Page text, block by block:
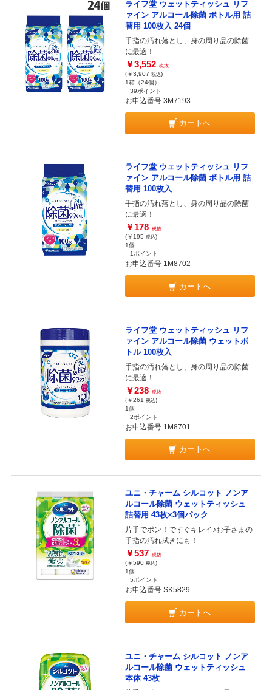
ライフ堂 ウェットティッシュ リフ
ァイン アルコール除菌 ボトル用 詰
替用 100枚入 24個
手指の汚れ落とし、身の周り品の除菌
に最適！
￥3,552 税抜
(￥3,907 税込)
1箱（24個）
39ポイント
お申込番号 3M7193
カートへ
ライフ堂 ウェットティッシュ リフ
ァイン アルコール除菌 ボトル用 詰
替用 100枚入
手指の汚れ落とし、身の周り品の除菌
に最適！
￥178 税抜
(￥195 税込)
1個
1ポイント
お申込番号 1M8702
カートへ
ライフ堂 ウェットティッシュ リフ
ァイン アルコール除菌 ウェットボ
トル 100枚入
手指の汚れ落とし、身の周り品の除菌
に最適！
￥238 税抜
(￥261 税込)
1個
2ポイント
お申込番号 1M8701
カートへ
ユニ・チャーム シルコット ノンア
ルコール除菌 ウェットティッシュ
詰替用 43枚×3個パック
片手でポン！ですぐキレイ♪お子さまの
手指の汚れ拭きにも！
￥537 税抜
(￥590 税込)
1個
5ポイント
お申込番号 SK5829
カートへ
ユニ・チャーム シルコット ノンア
ルコール除菌 ウェットティッシュ
本体 43枚